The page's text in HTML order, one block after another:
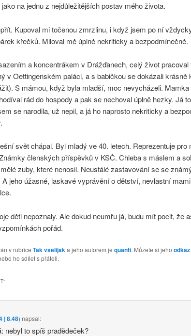
na jednu z nejdůležitějších postav mého života.
Kupoval mi točenou zmrzlinu, i když jsem po ní
křečků. Miloval mě úplně nekriticky a bezpodmínečně.
a koncentrákem v Drážďanech, celý život
v Oettingenském paláci, a s babičkou se dokázali krásně
S mámou, když byla mladší, moc nevycházeli. Mamka
rád do hospody a pak se nechoval úplně hezky. Já to
se narodila, už nepil, a já ho naprosto nekriticky a
svět chápal. Byl mladý ve 40. letech. Reprezentuje pro
členských příspěvků v KSČ. Chleba s máslem a
zuby, které nenosil. Neustálé zastavování se se
jeho úžasné, laskavé vyprávění o dětství, nevlastní
děti nepoznaly. Ale dokud neumřu já, budu mít pocit, že
pořád.
v rubrice Tak všelijaka jeho autorem je quanti. Můžete si jeho odkaz
ho sdílet s přáteli.
”
| 8.48)napsal:
nebyl to spíš pradědeček?